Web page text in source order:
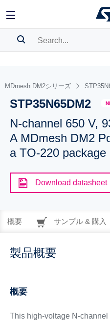
BOOKMARK
Pleaselog into show your
MDmesh DM2シリーズ
STP35N65DM2
N-channel 650 V,
A MDmesh DM2
a TO-220 package
Download datasheet
概要 サンプル & 購入
製品概要
概要
This high-voltage N-